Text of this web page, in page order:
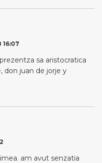
sa aristocratica
don juan de jorje y
am avut senzatia